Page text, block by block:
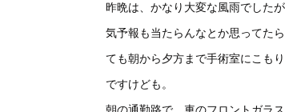
昨晩は、かなり大変な風雨でした
気予報も当たらんなとか思ってた
ても朝から夕方まで手術室にこも
ですけども。